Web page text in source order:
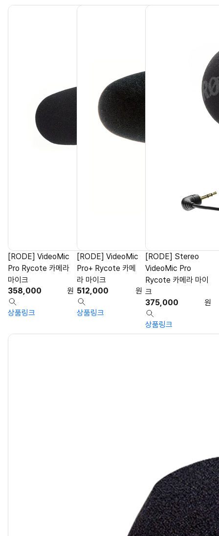
[RODE] VideoMic
Pro Rycote 카메라
마이크
358,000
원
상품링크
[RODE] VideoMic
Pro+ Rycote 카메
라 마이크
512,000
원
상품링크
[RODE] Stereo
VideoMic Pro
Rycote 카메라 마이
크
375,000
원
상품링크